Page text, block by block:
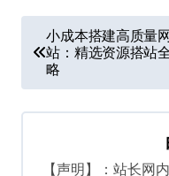
章
导
航
小成本搭建高质量
站：精选资源搭站
略
【声明】：站长网